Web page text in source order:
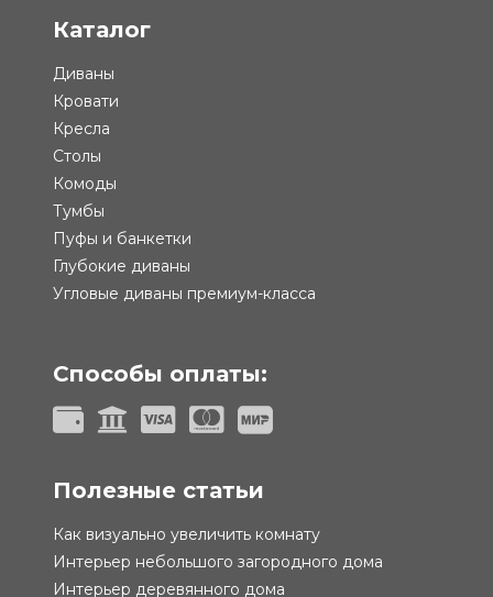
Каталог
Диваны
Кровати
Кресла
Столы
Комоды
Тумбы
Пуфы и банкетки
Глубокие диваны
Угловые диваны премиум-класса
Способы оплаты:
Полезные статьи
Как визуально увеличить комнату
Интерьер небольшого загородного дома
Интерьер деревянного дома